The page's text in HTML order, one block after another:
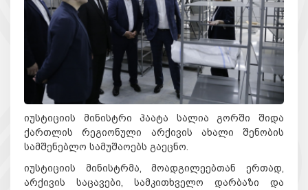
იუსტიციის მინისტრი პაატა სალია გორში შიდა
ქართლის რეგიონული არქივის ახალი შენობის
სამშენებლო სამუშაოებს გაეცნო.
იუსტიციის მინისტრმა, მოადგილეებთან ერთად,
არქივის საცავები, სამკითხველო დარბაზი და